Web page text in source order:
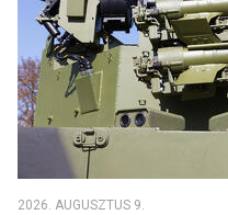
2026. AUGUSZTUS 9.